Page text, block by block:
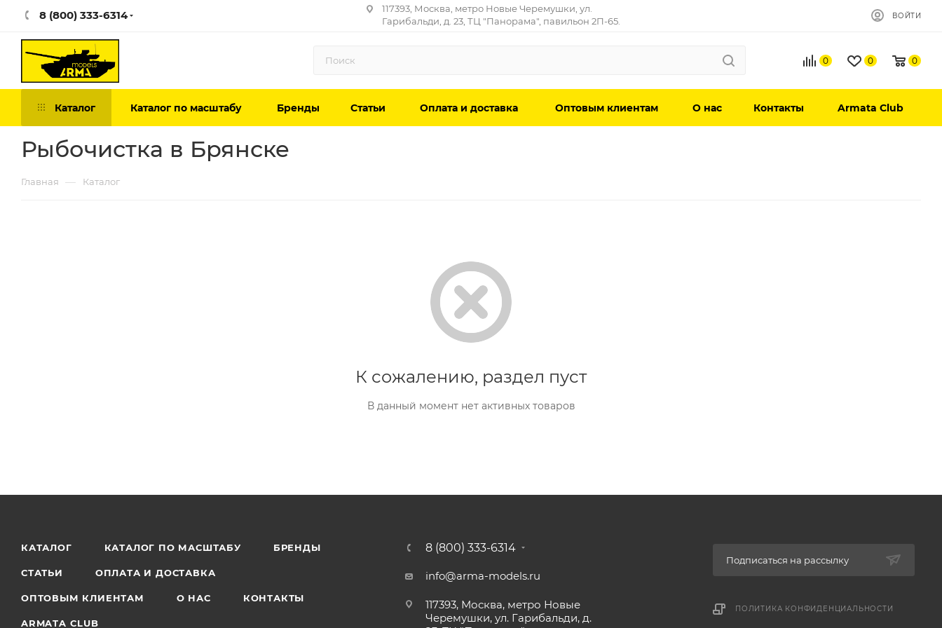
8 (800) 333-6314
117393, Москва, метро Новые Черемушки, ул.
Гарибальди, д. 23, ТЦ "Панорама", павильон 2П-65.
ВОЙТИ
0 0 0
Каталог Каталог по масштабу Бренды Статьи Оплата и доставка Оптовым клиентам О нас Контакты Armata Club
Рыбочистка в Брянске
Главная — Каталог
К сожалению, раздел пуст
В данный момент нет активных товаров
КАТАЛОГ КАТАЛОГ ПО МАСШТАБУ БРЕНДЫ
СТАТЬИ ОПЛАТА И ДОСТАВКА
ОПТОВЫМ КЛИЕНТАМ О НАС КОНТАКТЫ
ARMATA CLUB
8 (800) 333-6314
info@arma-models.ru
117393, Москва, метро Новые
Черемушки, ул. Гарибальди, д.
Подписаться на рассылку
ПОЛИТИКА КОНФИДЕНЦИАЛЬНОСТИ